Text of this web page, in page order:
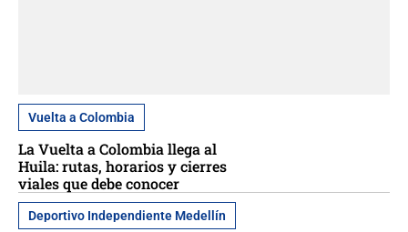
Vuelta a Colombia
La Vuelta a Colombia llega al
Huila: rutas, horarios y cierres
viales que debe conocer
Deportivo Independiente Medellín